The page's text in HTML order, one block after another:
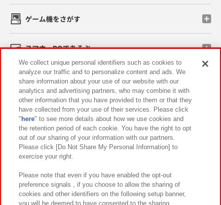
ゲーム機をさがす
スマホ・PCであそぶ
イベント・キャンペーン
関連会社 サステナビリティ サイトポリシー
プライバシーポリシー ウェブアクセシビリティ方針と検証結果
お取引先さまとともに
カスタマーハラスメント対応方針 よくあるご質問・お問い合わせ
We collect unique personal identifiers such as cookies to
analyze our traffic and to personalize content and ads. We
share information about your use of our website with our
analytics and advertising partners, who may combine it with
other information that you have provided to them or that they
have collected from your use of their services. Please click
" here" to see more details about how we use cookies and
the retention period of each cookie. You have the right to opt
out of our sharing of your information with our partners.
Please click [Do Not Share My Personal Information] to
exercise your right.
Please note that even if you have enabled the opt-out
preference signals , if you choose to allow the sharing of
cookies and other identifiers on the following setup banner,
you will be deemed to have consented to the sharing